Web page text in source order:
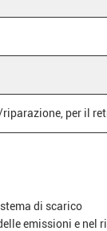
per il
di scarico
emissioni e nel